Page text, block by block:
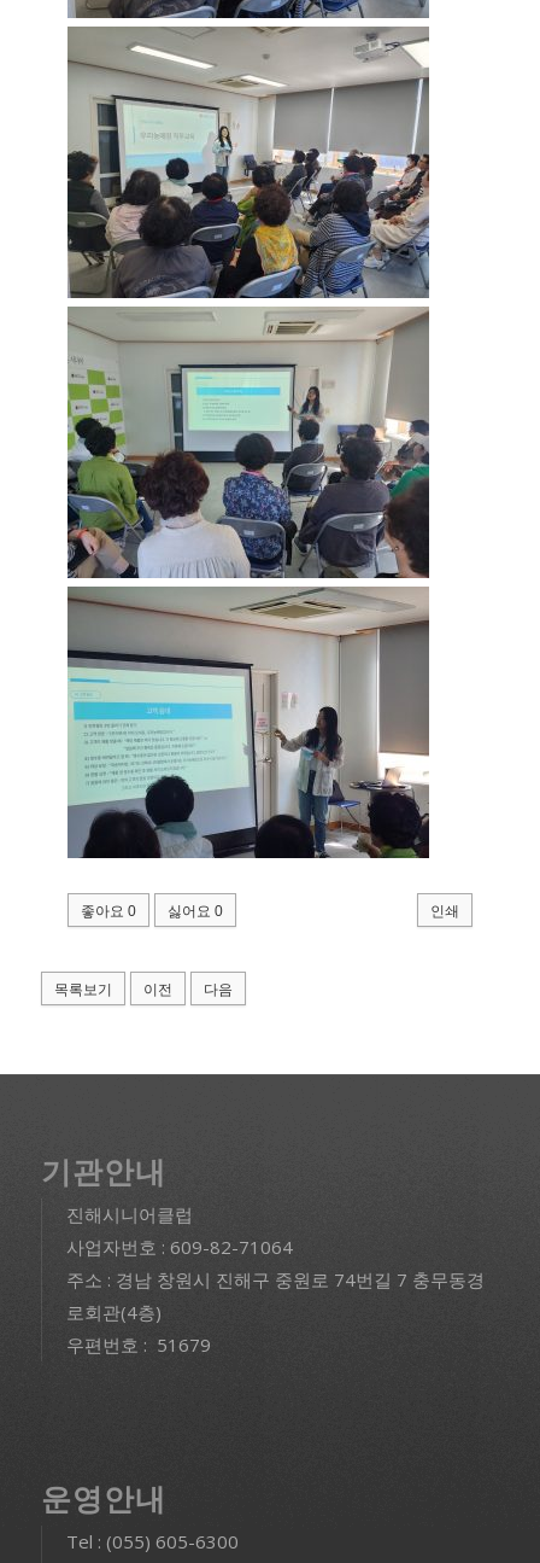
좋아요 0 싫어요 0 인쇄
목록보기 이전 다음
기관안내
진해시니어클럽
사업자번호 : 609-82-71064
주소 : 경남 창원시 진해구 중원로 74번길 7 충무동경
로회관(4층)
우편번호 : 51679
운영안내
Tel : (055) 605-6300